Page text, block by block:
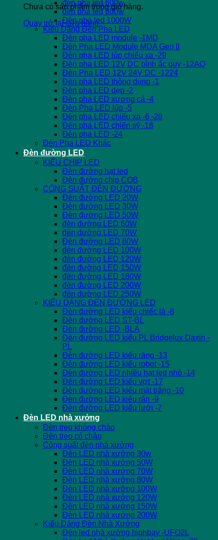
Chưa có sản phẩm trong giỏ hàng.
Quay trở lại cửa hàng
đèn pha led 600w
đèn pha led 800w
Đèn pha led 1000W
Kiểu Dáng Đèn Pha LED
Đèn pha LED module -1MD
Đèn Pha LED Module MDA Gen II
Đèn pha LED lúp chiếu xa -29
Đèn pha LED 12V DC bình ắc quy -12AQ
Đèn Pha LED 12V 24V DC -1224
Đèn pha LED thông dụng -1
Đèn pha LED dẹp -2
Đèn pha LED xương cá -4
Đèn Pha LED lúp -5
Đèn pha LED chiếu xa -6 -28
Đèn pha LED chiến sỹ -18
Đèn pha LED -24
Đèn Pha LED Khác
Đèn đường LED
KIỂU CHIP LED
Đèn đường hạt led
Đèn đường chip COB
CÔNG SUẤT ĐÈN ĐƯỜNG
Đèn đường LED 20W
Đèn đường LED 30W
Đèn đường LED 50W
đèn đường LED 60W
đèn đường LED 70W
Đèn đường LED 80W
đèn đường LED 100W
đèn đường LED 120W
đèn đường LED 150W
đèn đường LED 180W
đèn đường LED 200W
đèn đường LED 250W
KIỂU DÁNG ĐÈN ĐƯỜNG LED
Đèn đường LED kiểu chiếc lá -8
Đèn đường LED ST-BL
Đèn đường LED -BLA
Đèn đường LED kiểu PL Bridgelux Daxin -
PL
Đèn đường LED kiểu răng -13
Đèn đường LED kiểu robot -15
Đèn đường LED nhiều hạt led nhỏ -14
Đèn đường LED kiểu vợt -17
Đèn đường LED kiểu mặt trăng -10
Đèn đường LED kiểu rắn -9
Đèn đường LED kiểu lưới -7
Đèn LED nhà xưởng
Đèn treo không chảo
Đèn treo có chảo
Công suất đèn nhà xưởng
Đèn LED nhà xưởng 30w
Đèn LED nhà xưởng 50W
Đèn LED nhà xưởng 70W
Đèn LED nhà xưởng 80W
Đèn LED nhà xưởng 100W
Đèn LED nhà xưởng 120W
Đèn LED nhà xưởng 150W
Đèn LED nhà xưởng 200W
Kiểu Dáng Đèn Nhà Xưởng
Đèn led nhà xưởng highbay -UFO2L